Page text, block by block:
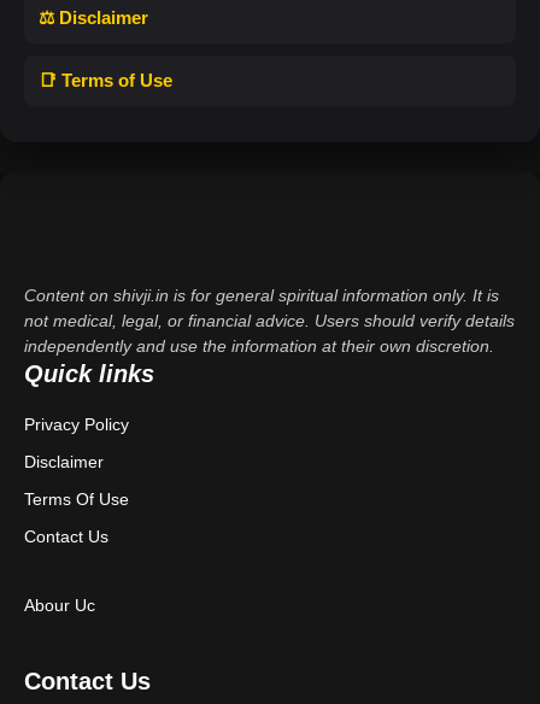
⚖️ Disclaimer
📑 Terms of Use
Content on shivji.in is for general spiritual information only. It is
not medical, legal, or financial advice. Users should verify details
independently and use the information at their own discretion.
Quick links
Privacy Policy
Disclaimer
Terms Of Use
Contact Us
Abour Uc
Contact Us